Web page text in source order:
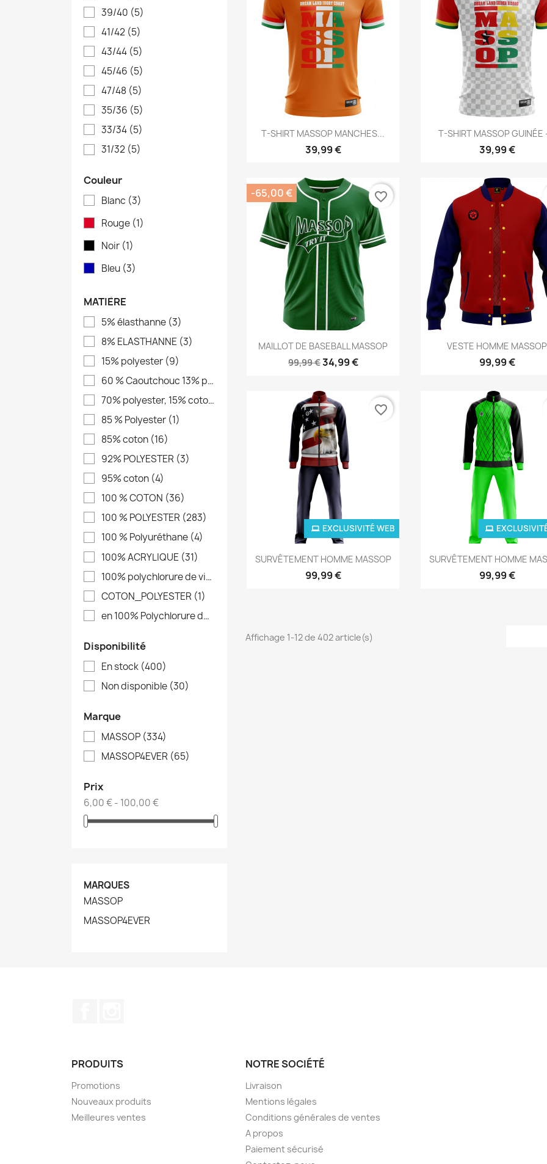
39/40 (5)
41/42 (5)
43/44 (5)
45/46 (5)
47/48 (5)
35/36 (5)
33/34 (5)
31/32 (5)
Couleur
Blanc (3)
Rouge (1)
Noir (1)
Bleu (3)
MATIÈRE
5% élasthanne (3)
8% ELASTHANNE (3)
15% polyester (9)
60 % Caoutchouc 13% polyester, 12% Eva, 15%Polyuréthane
70% polyester, 15% coton, 15% elasthanne
(1)
85 % Polyester (1)
85% coton (16)
92% POLYESTER (3)
95% coton (4)
100 % COTON (36)
100 % POLYESTER (283)
100 % Polyuréthane (4)
100% ACRYLIQUE (31)
100% polychlorure de vinyle
COTON_POLYESTER (1)
en 100% Polychlorure de vinyle sans phtalate
Disponibilité
En stock (400)
Non disponible (30)
Marque
MASSOP (334)
MASSOP4EVER (65)
Prix
6,00 € - 100,00 €
MARQUES
MASSOP
MASSOP4EVER
Aperçu rapide
T-SHIRT MASSOP MANCHES...
39,99 €
Aperçu rapide
T-SHIRT MASSOP GUINÉE
39,99 €
Aperçu rapide
MAILLOT DE BASEBALL MASSOP
99,99 €34,99 €
-65,00 € favorite_border
Aperçu rapide
VESTE HOMME MASSOP
99,99 €
Aperçu rapide
SURVÊTEMENT HOMME MASSOP
99,99 €
EXCLUSIVITÉ WEB
favorite_border
Aperçu rapide
SURVÊTEMENT HOMME
99,99 €
Affichage 1-12 de 402 article(s)
PRODUITS
Promotions
Nouveaux produits
Meilleures ventes
NOTRE SOCIÉTÉ
Livraison
Mentions légales
Conditions générales de ventes
A propos
Paiement sécurisé